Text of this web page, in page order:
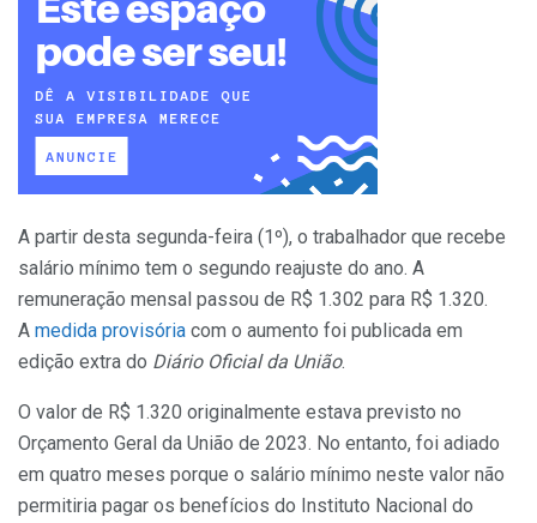
A partir desta segunda-feira (1º), o trabalhador que recebe
salário mínimo tem o segundo reajuste do ano. A
remuneração mensal passou de R$ 1.302 para R$ 1.320.
A medida provisória com o aumento foi publicada em
edição extra do Diário Oficial da União.
O valor de R$ 1.320 originalmente estava previsto no
Orçamento Geral da União de 2023. No entanto, foi adiado
em quatro meses porque o salário mínimo neste valor não
permitiria pagar os benefícios do Instituto Nacional do